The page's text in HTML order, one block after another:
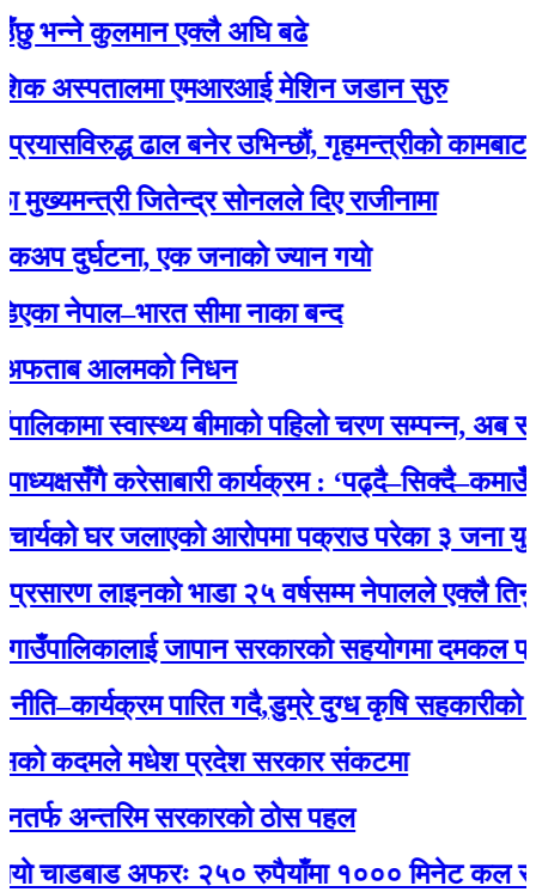
कुलमान एक्लै अघि बढे
अस्पतालमा एमआरआई मेशिन जडान सुरु
ढाल बनेर उभिन्छौं, गृहमन्त्रीको कामबाट
जितेन्द्र सोनलले दिए राजीनामा
दुर्घटना, एक जनाकाे ज्यान गयाे
सीमा नाका बन्द
आलमको निधन
स्वास्थ्य बीमाको पहिलो चरण सम्पन्न, अब सबै
करेसाबारी कार्यक्रम : ‘पढ्दै–सिक्दै–कमाउँदै’
घर जलाएको आरोपमा पक्राउ परेका ३ जना
लाइनको भाडा २५ वर्षसम्म नेपालले एक्‍लै तिर्नुपर्ने’
जापान सरकारको सहयोगमा दमकल
पारित गदै,डुम्रे दुग्ध कृषि सहकारीको ३२ औं
मधेश प्रदेश सरकार संकटमा
अन्तरिम सरकारको ठोस पहल
अफरः २५० रुपैयाँमा १००० मिनेट कल र नेट